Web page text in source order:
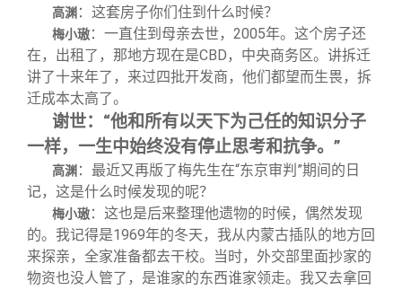
高渊 ：这套房子你们住到什么时候？
梅小璈：一直住到母亲去世，2005年。这个房子还
在，出租了，那地方现在是CBD，中央商务区。讲拆迁
讲了十来年了，来过四批开发商，他们都望而生畏，拆
迁成本太高了。
谢世：“他和所有以天下为己任的知识分子
一样，一生中始终没有停止思考和抗争。”
高渊 ：最近又再版了梅先生在“东京审判”期间的日
记，这是什么时候发现的呢？
梅小璈：这也是后来整理他遗物的时候，偶然发现
的。我记得是1969年的冬天，我从内蒙古插队的地方回
来探亲，全家准备都去干校。当时，外交部里面抄家的
物资也没人管了，是谁家的东西谁家领走。我又去拿回